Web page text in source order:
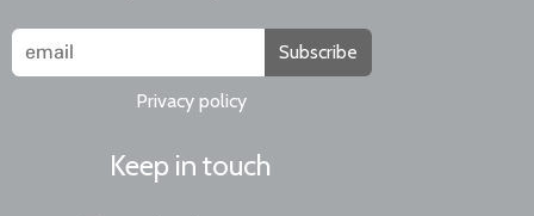
Subscribe
Privacy policy
Keep in touch